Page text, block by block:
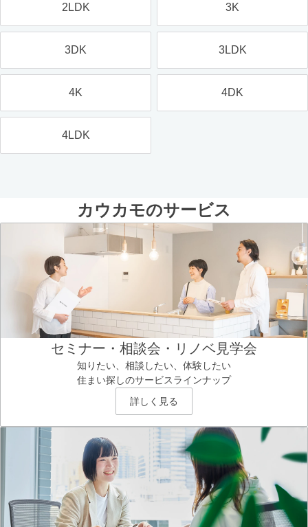
2LDK 3K
3DK 3LDK
4K 4DK
4LDK
カウカモのサービス
セミナー・相談会・リノベ見学会
知りたい、相談したい、体験したい
住まい探しのサービスラインナップ
詳しく見る